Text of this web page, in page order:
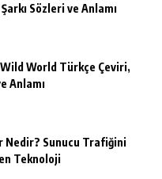
Sözleri ve Anlamı
World Türkçe Çeviri,
Anlamı
Nedir? Sunucu Trafiğini
Teknoloji